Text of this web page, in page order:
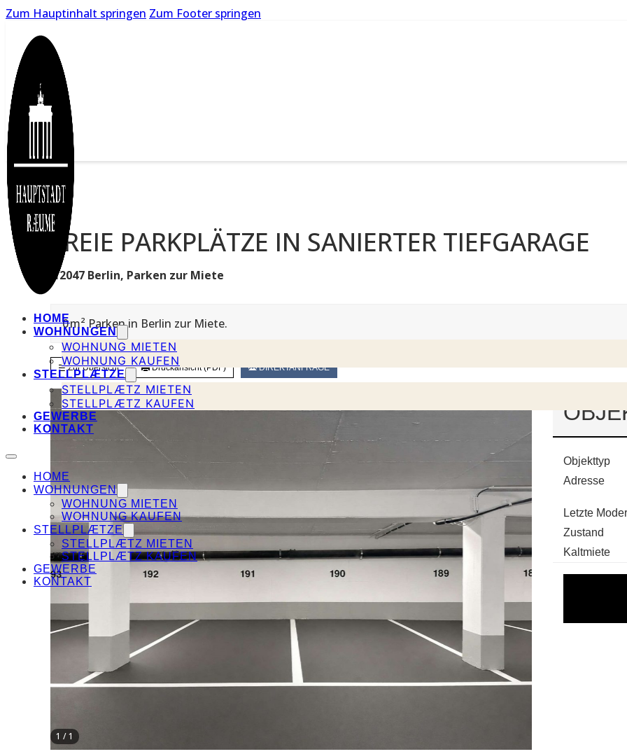
Zum Hauptinhalt springen Zum Footer springen
HOME
WOHNUNGEN
WOHNUNG MIETEN
WOHNUNG KAUFEN
STELLPLÆTZE
STELLPLÆTZ MIETEN
STELLPLÆTZ KAUFEN
GEWERBE
KONTAKT
HOME
WOHNUNGEN
WOHNUNG MIETEN
WOHNUNG KAUFEN
STELLPLÆTZE
STELLPLÆTZ MIETEN
STELLPLÆTZ KAUFEN
GEWERBE
KONTAKT
FREIE PARKPLÄTZE IN SANIERTER TIEFGARAGE
12047 Berlin, Parken zur Miete
0 m² Parken in Berlin zur Miete.
Zur Übersicht Druckansicht (PDF) DIREKTANFRAGE
1 /1
Objekttyp
Adresse
Letzte
Zustand
Kaltmiete